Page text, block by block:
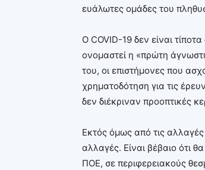
ευάλωτες ομάδες του
O COVID-19 δεν είναι
ονομαστεί η «πρώτη
του, οι επιστήμονες που
χρηματοδότηση για τις
δεν διέκριναν προοπτικές
Εκτός όμως από τις
αλλαγές. Είναι βέβαιο ότι
ΠΟΕ, σε περιφερειακούς